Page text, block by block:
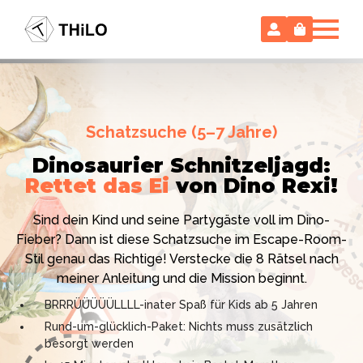
Hollywood-Action im
Kinderzimmer – ohne
Vorbereitungsstress!
Ich bin THiLO, "Dein SPIEGEL"-Bestseller-Autor und
TV-Profi (ZDF "1, 2 oder 3"). Entdecke jetzt meine
Schatzsuchen und Escape Rooms zum Sofort-
Download. Und natürlich meine Ebooks.
Schatzsuche (5–7 Jahre)
Dinosaurier Schnitzeljagd:
Rettet das Ei von Dino Rexi!
Sind dein Kind und seine Partygäste voll im Dino-
Fieber? Dann ist diese Schatzsuche im Escape-Room-
Stil genau das Richtige! Verstecke die 8 Rätsel nach
meiner Anleitung und die Mission beginnt.
BRRRÜÜÜÜÜLLLL-inater Spaß für Kids ab 5 Jahren
Rund-um-glücklich-Paket: Nichts muss zusätzlich
besorgt werden
Escape Room (ab 8 oder 12 Jahre)
Locked-up Agents: Im Labor
des Virologen
Das gab es noch nie: Verwandele dein Zuhause in ein
High-Tech Labor! Unser 24-seitiges PDF enthält alles:
Mission, Agentenausweise, Rätsel und Requisiten.
Knackt den Fall in 90 Minuten!
Kniffliger Rätselspaß für 2 bis 6 Spieler (8 - 11 oder 12–
99 Jahre)
Professionelles PDF: Agentenausweise & Schilder
inklusive